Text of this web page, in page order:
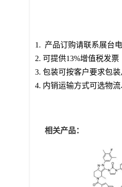
1. 产品订购请联系展台
2. 可提供13%增值税发票
3. 包装可按客户要求包
4. 内销运输方式可选物
相关产品：